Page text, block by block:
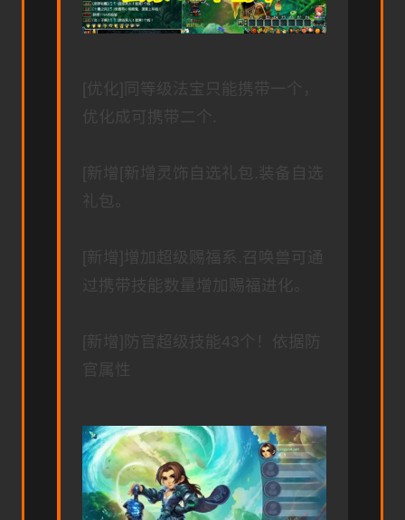
[优化]同等级法宝只能携带一个，
优化成可携带二个.
[新增[新增灵饰自选礼包.装备自选
礼包。
[新增]增加超级赐福系.召唤兽可通
过携带技能数量增加赐福进化。
[新增]防官超级技能43个！依据防
官属性